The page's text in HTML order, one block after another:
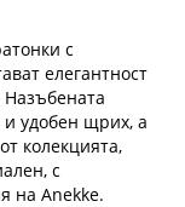
с
елегантност
Назъбената
удобен щрих, а
колекцията,
с
на Anekke.